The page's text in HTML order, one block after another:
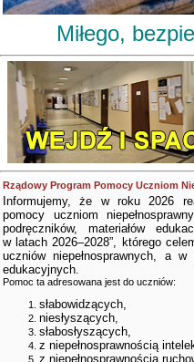
Miłego,
Rządowy Program Pomocy Uczniom
Informujemy, że w roku 2026
pomocy uczniom
podręczników, materiałów
w latach 2026–2028”, którego
uczniów niepełnosprawnych, a
edukacyjnych.
Pomoc ta adresowana jest do uczniów:
słabowidzących,
niesłyszących,
słabosłyszących,
z niepełnosprawnością
z niepełnosprawnością